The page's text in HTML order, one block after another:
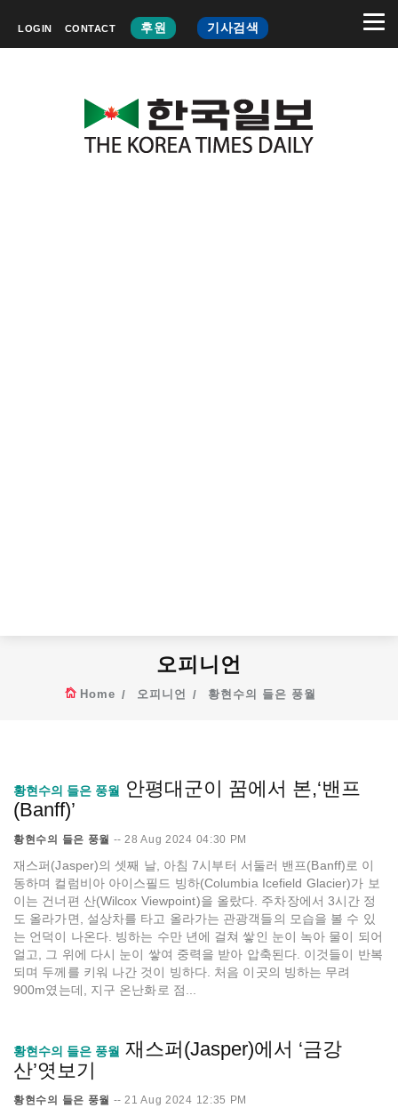
LOGIN CONTACT 후원 기사검색
오피니언
Home 오피니언 황현수의 들은 풍월
황현수의 들은 풍월
안평대군이 꿈에서 본,‘밴프
(Banff)’
황현수의 들은 풍월 -- 28 Aug 2024 04:30 PM
재스퍼(Jasper)의 셋째 날, 아침 7시부터 서둘러 밴프(Banff)로 이
동하며 컬럼비아 아이스필드 빙하(Columbia Icefield Glacier)가 보
이는 건너편 산(Wilcox Viewpoint)을 올랐다. 주차장에서 3시간 정
도 올라가면, 설상차를 타고 올라가는 관광객들의 모습을 볼 수 있
는 언덕이 나온다. 빙하는 수만 년에 걸쳐 쌓인 눈이 녹아 물이 되어
얼고, 그 위에 다시 눈이 쌓여 중력을 받아 압축된다. 이것들이 반복
되며 두께를 키워 나간 것이 빙하다. 처음 이곳의 빙하는 무려
900m였는데, 지구 온난화로 점...
황현수의 들은 풍월 재스퍼(Jasper)에서 ‘금강
산’엿보기
황현수의 들은 풍월 -- 21 Aug 2024 12:35 PM